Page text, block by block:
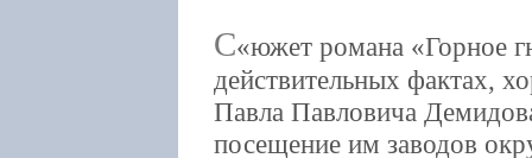
С южет романа «Горное
действительных фактах,
Павла Павловича
посещение им заводов